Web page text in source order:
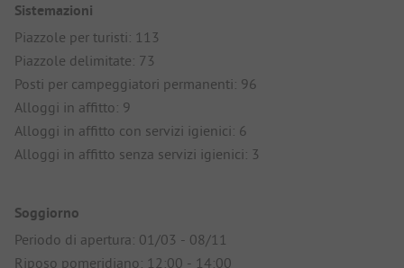
Sistemazioni
Piazzole per turisti: 113
Piazzole delimitate: 73
Posti per campeggiatori permanenti: 96
Alloggi in affitto: 9
Alloggi in affitto con servizi igienici: 6
Alloggi in affitto senza servizi igienici: 3
Soggiorno
Periodo di apertura: 01/03 - 08/11
Riposo pomeridiano: 12:00 - 14:00